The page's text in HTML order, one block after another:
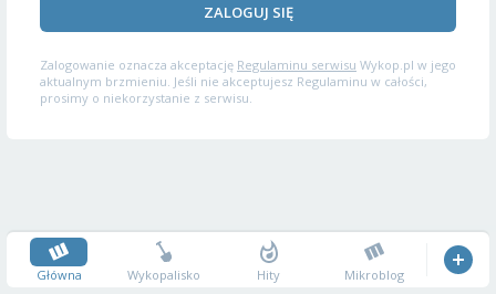
ZALOGUJ SIĘ
Zalogowanie oznacza akceptację Regulaminu serwisu Wykop.pl w jego
aktualnym brzmieniu. Jeśli nie akceptujesz Regulaminu w całości,
prosimy o niekorzystanie z serwisu.
Główna Wykopalisko Hity Mikroblog